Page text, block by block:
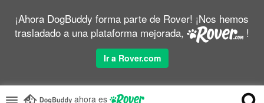
¡Ahora DogBuddy forma parte de Rover! ¡Nos hemos
trasladado a una plataforma mejorada,
!
Ir a Rover.com
ahora es